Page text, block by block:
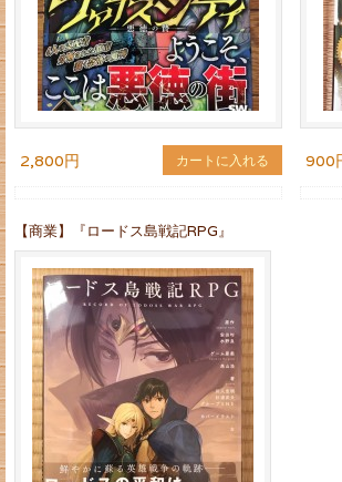
2,800円 カートに入れる 900
【商業】『ロードス島戦記RPG』